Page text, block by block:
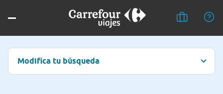
Modifica tu búsqueda